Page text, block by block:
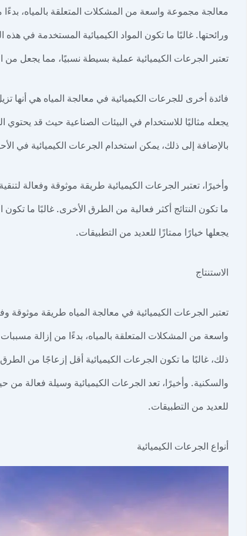
معالجة مجموعة واسعة من المشكلات المتعلقة بالمياه،
ورائحتها. غالبًا ما تكون المواد الكيميائية المستخدمة في
تعتبر الجرعات الكيميائية عملية بسيطة نسبيًا، مما يجعل من
فائدة أخرى للجرعات الكيميائية في معالجة المياه هي أنها
يجعله مثاليًا للاستخدام في البيئات الصناعية حيث قد
بالإضافة إلى ذلك، يمكن استخدام الجرعات الكيميائية في
وأخيرًا، تعتبر الجرعات الكيميائية طريقة موثوقة وفعالة
ما تكون النتائج أكثر فعالية من الطرق الأخرى. غالبًا ما
يجعلها خيارًا ممتازًا للعديد من التطبيقات.
الاستنتاج
تعتبر الجرعات الكيميائية في معالجة المياه طريقة موثوقة
واسعة من المشكلات المتعلقة بالمياه، بدءًا من إزالة
ذلك، غالبًا ما تكون الجرعات الكيميائية أقل إزعاجًا من
والسكنية. وأخيرًا، تعد الجرعات الكيميائية وسيلة فعالة من
للعديد من التطبيقات.
أنواع الجرعات الكيميائية